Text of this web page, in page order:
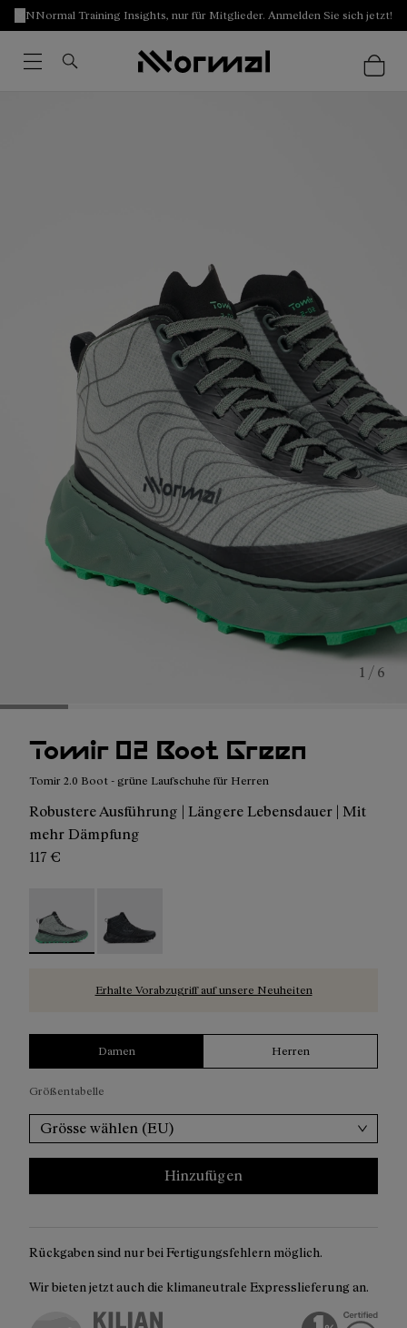
NNormal Training Insights, nur für Mitglieder. Anmelden Sie sich jetzt!
1 / 6
Tomir 02 Boot Green
Tomir 2.0 Boot - grüne Laufschuhe für Herren
Robustere Ausführung | Längere Lebensdauer | Mit
mehr Dämpfung
117 €
Erhalte Vorabzugriff auf unsere Neuheiten
Damen Herren
Größentabelle
Grösse wählen (EU)
Hinzufügen
Rückgaben sind nur bei Fertigungsfehlern möglich.
Wir bieten jetzt auch die klimaneutrale Expresslieferung an.